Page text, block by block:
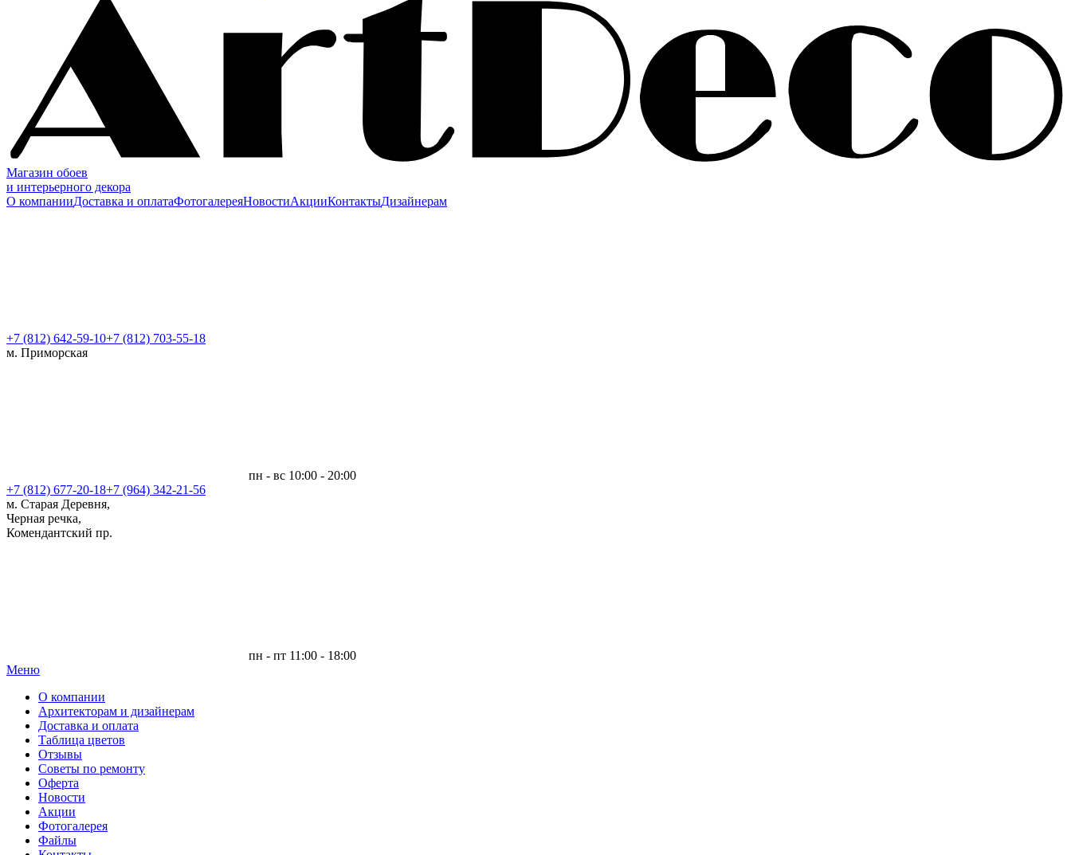
Магазин обоев
и интерьерного декора
О компанииДоставка и оплатаФотогалереяНовостиАкцииКонтактыДизайнерам
+7 (812) 642-59-10+7 (812) 703-55-18
м. Приморская
пн - вс 10:00 - 20:00
+7 (812) 677-20-18+7 (964) 342-21-56
м. Старая Деревня,
Черная речка,
Комендантский пр.
пн - пт 11:00 - 18:00
Меню|
О компании
Архитекторам и дизайнерам
Доставка и оплата
Таблица цветов
Отзывы
Советы по ремонту
Оферта
Новости
Акции
Фотогалерея
Файлы